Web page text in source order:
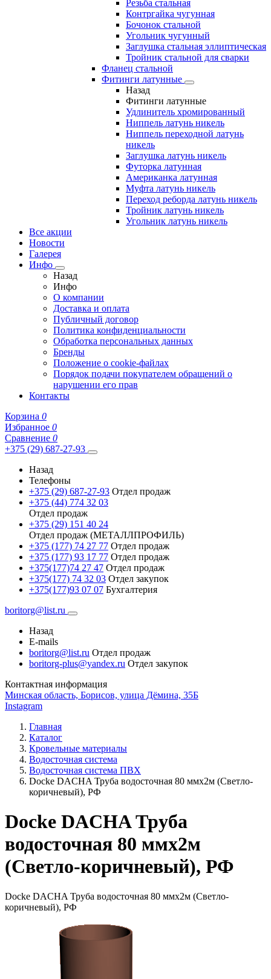
Резьба стальная
Контргайка чугунная
Бочонок стальной
Угольник чугунный
Заглушка стальная эллиптическая
Тройник стальной для сварки
Фланец стальной
Фитинги латунные
Назад
Фитинги латунные
Удлинитель хромированный
Ниппель латунь никель
Ниппель переходной латунь
никель
Заглушка латунь никель
Футорка латунная
Американка латунная
Муфта латунь никель
Переход реборда латунь никель
Тройник латунь никель
Угольник латунь никель
Все акции
Новости
Галерея
Инфо
Назад
Инфо
О компании
Доставка и оплата
Публичный договор
Политика конфиденциальности
Обработка персональных данных
Бренды
Положение о cookie-файлах
Порядок подачи покупателем обращений о
нарушении его прав
Контакты
Корзина 0
Избранное 0
Сравнение 0
+375 (29) 687-27-93
Назад
Телефоны
+375 (29) 687-27-93 Отдел продаж
+375 (44) 774 32 03
Отдел продаж
+375 (29) 151 40 24
Отдел продаж (МЕТАЛЛПРОФИЛЬ)
+375 (177) 74 27 77 Отдел продаж
+375 (177) 93 17 77 Отдел продаж
+375(177)74 27 47 Отдел продаж
+375(177) 74 32 03 Отдел закупок
+375(177)93 07 07 Бухгалтерия
boritorg@list.ru
Назад
E-mails
boritorg@list.ru Отдел продаж
boritorg-plus@yandex.ru Отдел закупок
Контактная информация
Минская область, Борисов, улица Дёмина, 35Б
Instagram
Главная
Каталог
Кровельные материалы
Водосточная система
Водосточная система ПВХ
Docke DACHA Труба водосточная 80 ммх2м (Светло-
коричневый), РФ
Docke DACHA Труба
водосточная 80 ммх2м
(Светло-коричневый), РФ
Docke DACHA Труба водосточная 80 ммх2м (Светло-
коричневый), РФ